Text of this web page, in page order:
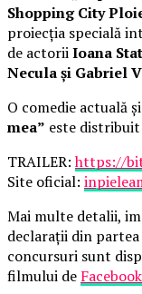
Shopping City
proiecția specială
de actoriiIoana
Necula și Gabriel
O comedie actuală
mea” este distribuit
TRAILER:https://
Site oficial:
Mai multe detalii,
declarații din
concursuri sunt
filmului de Facebook